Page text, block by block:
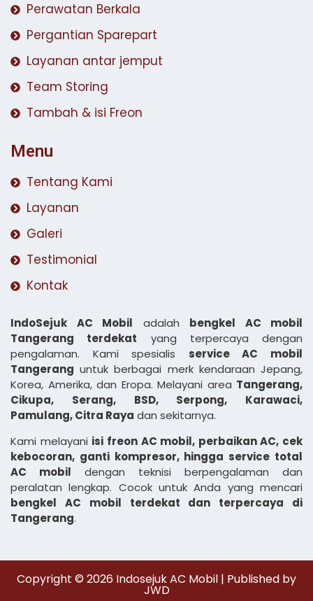
Perawatan Berkala
Pergantian Sparepart
Layanan antar jemput
Team Storing
Tambah & isi Freon
Menu
Tentang Kami
Layanan
Galeri
Testimonial
Kontak
IndoSejuk AC Mobil adalah bengkel AC mobil
Tangerang terdekat yang terpercaya dengan
pengalaman. Kami spesialis service AC mobil
Tangerang untuk berbagai merk kendaraan Jepang,
Korea, Amerika, dan Eropa. Melayani area Tangerang,
Cikupa, Serang, BSD, Serpong, Karawaci,
Pamulang, Citra Raya dan sekitarnya.
Kami melayani isi freon AC mobil, perbaikan AC, cek
kebocoran, ganti kompresor, hingga service total
AC mobil dengan teknisi berpengalaman dan
peralatan lengkap. Cocok untuk Anda yang mencari
bengkel AC mobil terdekat dan terpercaya di
Tangerang.
Copyright © 2026 Indosejuk AC Mobil | Published by
JWD